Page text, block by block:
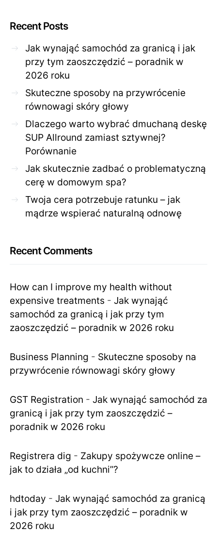
Recent Posts
Jak wynająć samochód za granicą i jak
przy tym zaoszczędzić – poradnik w
2026 roku
Skuteczne sposoby na przywrócenie
równowagi skóry głowy
Dlaczego warto wybrać dmuchaną deskę
SUP Allround zamiast sztywnej?
Porównanie
Jak skutecznie zadbać o problematyczną
cerę w domowym spa?
Twoja cera potrzebuje ratunku – jak
mądrze wspierać naturalną odnowę
Recent Comments
How can I improve my health without
expensive treatments - Jak wynająć
samochód za granicą i jak przy tym
zaoszczędzić – poradnik w 2026 roku
Business Planning - Skuteczne sposoby na
przywrócenie równowagi skóry głowy
GST Registration - Jak wynająć samochód za
granicą i jak przy tym zaoszczędzić –
poradnik w 2026 roku
Registrera dig - Zakupy spożywcze online –
jak to działa „od kuchni”?
hdtoday - Jak wynająć samochód za granicą
i jak przy tym zaoszczędzić – poradnik w
2026 roku